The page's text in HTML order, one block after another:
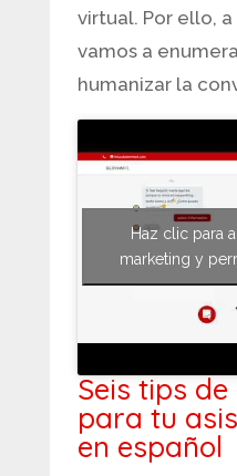
virtual. Por ello,
vamos a
humanizar la
Haz clic para
marketing y
Seis tips
para tu
en español